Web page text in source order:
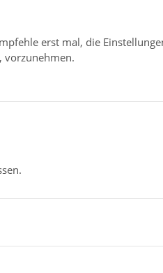
erst mal, die
vorzunehmen.